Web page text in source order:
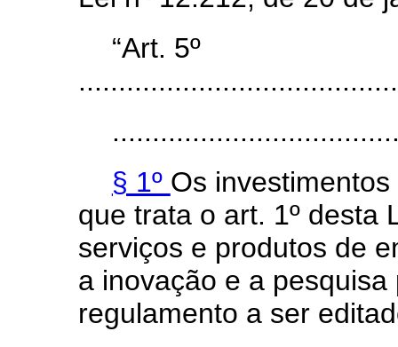
“Art. 5º
§ 1º Os
que trata o art. 1º desta
serviços e produtos de
a inovação e a
regulamento a ser